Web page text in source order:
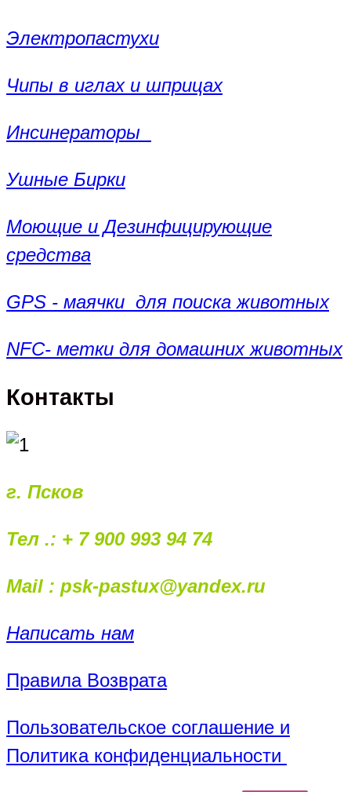
Электропастухи
Чипы в иглах и шприцах
Инсинераторы
Ушные Бирки
Моющие и Дезинфицирующие
средства
GPS - маячки для поиска животных
NFC- метки для домашних животных
Контакты
г. Псков
Тел .: + 7 900 993 94 74
Mail : psk-pastux@yandex.ru
Написать нам
Правила Возврата
Пользовательское соглашение и
Политика конфиденциальности